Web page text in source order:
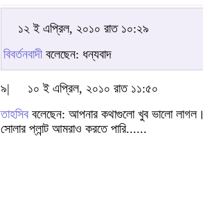
১২ ই এপ্রিল, ২০১০ রাত ১০:২৯
বিবর্তনবাদীবলেছেন: ধন্যবাদ
৯|
১০ ই এপ্রিল, ২০১০ রাত ১১:৫০
তাহসিব বলেছেন: আপনার কথাগুলো খুব ভালো লাগল।
সোলার প্লান্ট আমরাও করতে পারি......